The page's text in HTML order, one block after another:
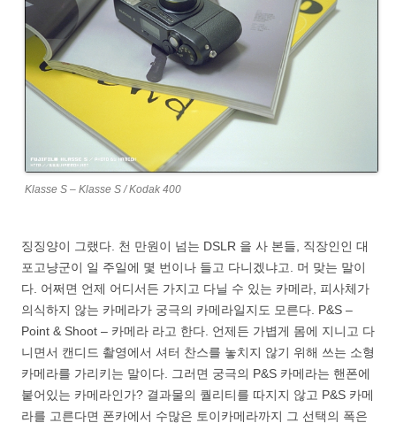
Klasse S – Klasse S / Kodak 400
징징양이 그랬다. 천 만원이 넘는 DSLR 을 사 본들, 직장인인 대
포고냥군이 일 주일에 몇 번이나 들고 다니겠냐고. 머 맞는 말이
다. 어쩌면 언제 어디서든 가지고 다닐 수 있는 카메라, 피사체가
의식하지 않는 카메라가 궁극의 카메라일지도 모른다. P&S –
Point & Shoot – 카메라 라고 한다. 언제든 가볍게 몸에 지니고 다
니면서 캔디드 촬영에서 셔터 찬스를 놓치지 않기 위해 쓰는 소형
카메라를 가리키는 말이다. 그러면 궁극의 P&S 카메라는 핸폰에
붙어있는 카메라인가? 결과물의 퀄리티를 따지지 않고 P&S 카메
라를 고른다면 폰카에서 수많은 토이카메라까지 그 선택의 폭은